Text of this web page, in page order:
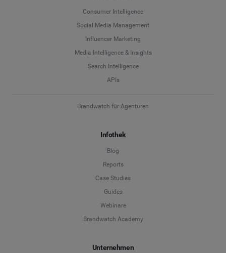
Consumer Intelligence
Social Media Management
Influencer Marketing
Media Intelligence & Insights
Search Intelligence
APIs
Brandwatch für Agenturen
Infothek
Blog
Reports
Case Studies
Guides
Webinare
Brandwatch Academy
Unternehmen